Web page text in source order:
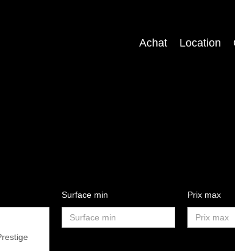
Achat Location
Surface min Prix max